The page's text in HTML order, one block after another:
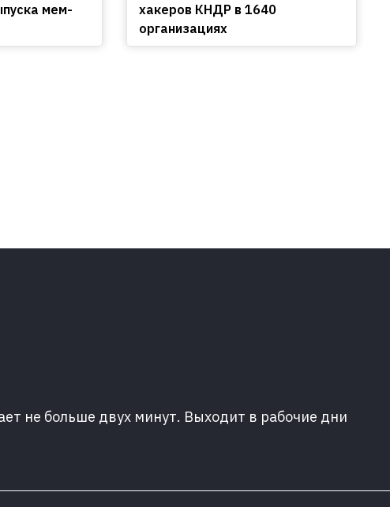
мем-
хакеров КНДР в 1640
организациях
не больше двух минут. Выходит в рабочие дни